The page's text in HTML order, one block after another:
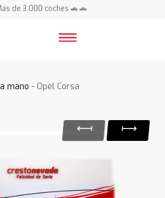
de 3.000 coches 🚗 🚗
mano - Opel Corsa